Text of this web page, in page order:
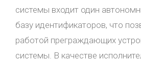
системы входит один
базу идентификаторов, что
работой преграждающих
системы. В качестве